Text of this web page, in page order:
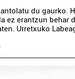
du gaurko.
ez erantzun behar
Urretxuko